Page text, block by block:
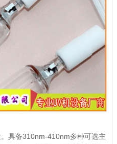
具备310nm-410nm多种可选主